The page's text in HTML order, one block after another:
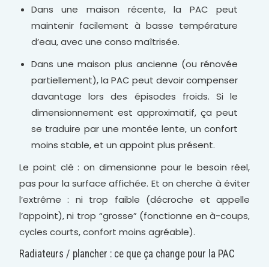
Dans une maison récente, la PAC peut
maintenir facilement à basse température
d’eau, avec une conso maîtrisée.
Dans une maison plus ancienne (ou rénovée
partiellement), la PAC peut devoir compenser
davantage lors des épisodes froids. Si le
dimensionnement est approximatif, ça peut
se traduire par une montée lente, un confort
moins stable, et un appoint plus présent.
Le point clé : on dimensionne pour le besoin réel,
pas pour la surface affichée. Et on cherche à éviter
l’extrême : ni trop faible (décroche et appelle
l’appoint), ni trop “grosse” (fonctionne en à-coups,
cycles courts, confort moins agréable).
Radiateurs / plancher : ce que ça change pour la PAC